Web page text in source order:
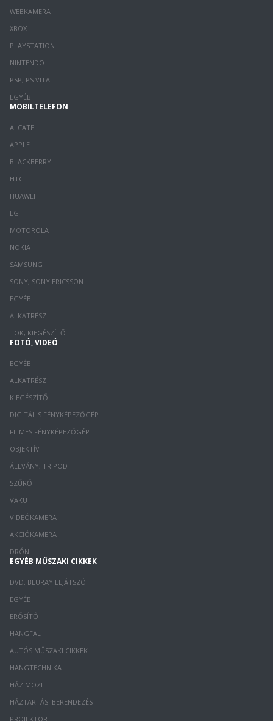
WEBKAMERA
XBOX
PLAYSTATION
NINTENDO
PSP, PS VITA
EGYÉB
MOBILTELEFON
ALCATEL
APPLE
BLACKBERRY
HTC
HUAWEI
LG
MOTOROLA
NOKIA
SAMSUNG
SONY, SONY ERICSSON
EGYÉB
ALKATRÉSZ
TOK, KIEGÉSZÍTŐ
FOTÓ, VIDEÓ
EGYÉB
ALKATRÉSZ
KIEGÉSZÍTŐ
DIGITÁLIS FÉNYKÉPEZŐGÉP
FILMES FÉNYKÉPEZŐGÉP
OBJEKTÍV
ÁLLVÁNY, TRIPOD
SZŰRŐ
VAKU
VIDEÓKAMERA
AKCIÓKAMERA
DRÓN
EGYÉB MŰSZAKI CIKKEK
DVD, BLURAY LEJÁTSZÓ
EGYÉB
ERŐSÍTŐ
HANGFAL
AUTÓS MŰSZAKI CIKKEK
HANGTECHNIKA
HÁZIMOZI
HÁZTARTÁSI BERENDEZÉS
PROJEKTOR